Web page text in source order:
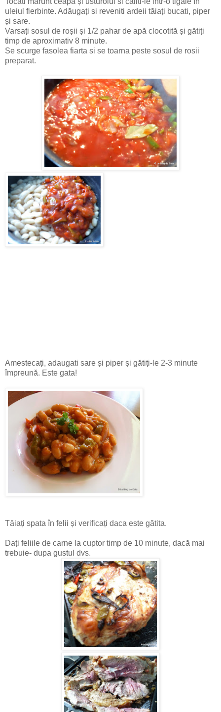
uleiul fierbinte. Adăugați si reveniti ardeii tăiați bucati, piper
și sare.
Varsați sosul de roșii și 1/2 pahar de apă clocotită și gătiți
timp de aproximativ 8 minute.
Se scurge fasolea fiarta si se toarna peste sosul de rosii
preparat.
Amestecați, adaugati sare și piper și gătiți-le 2-3 minute
împreună. Este gata!
Tăiați spata în felii și verificați daca este gătita.
Dați feliile de carne la cuptor timp de 10 minute, dacă mai
trebuie- dupa gustul dvs.